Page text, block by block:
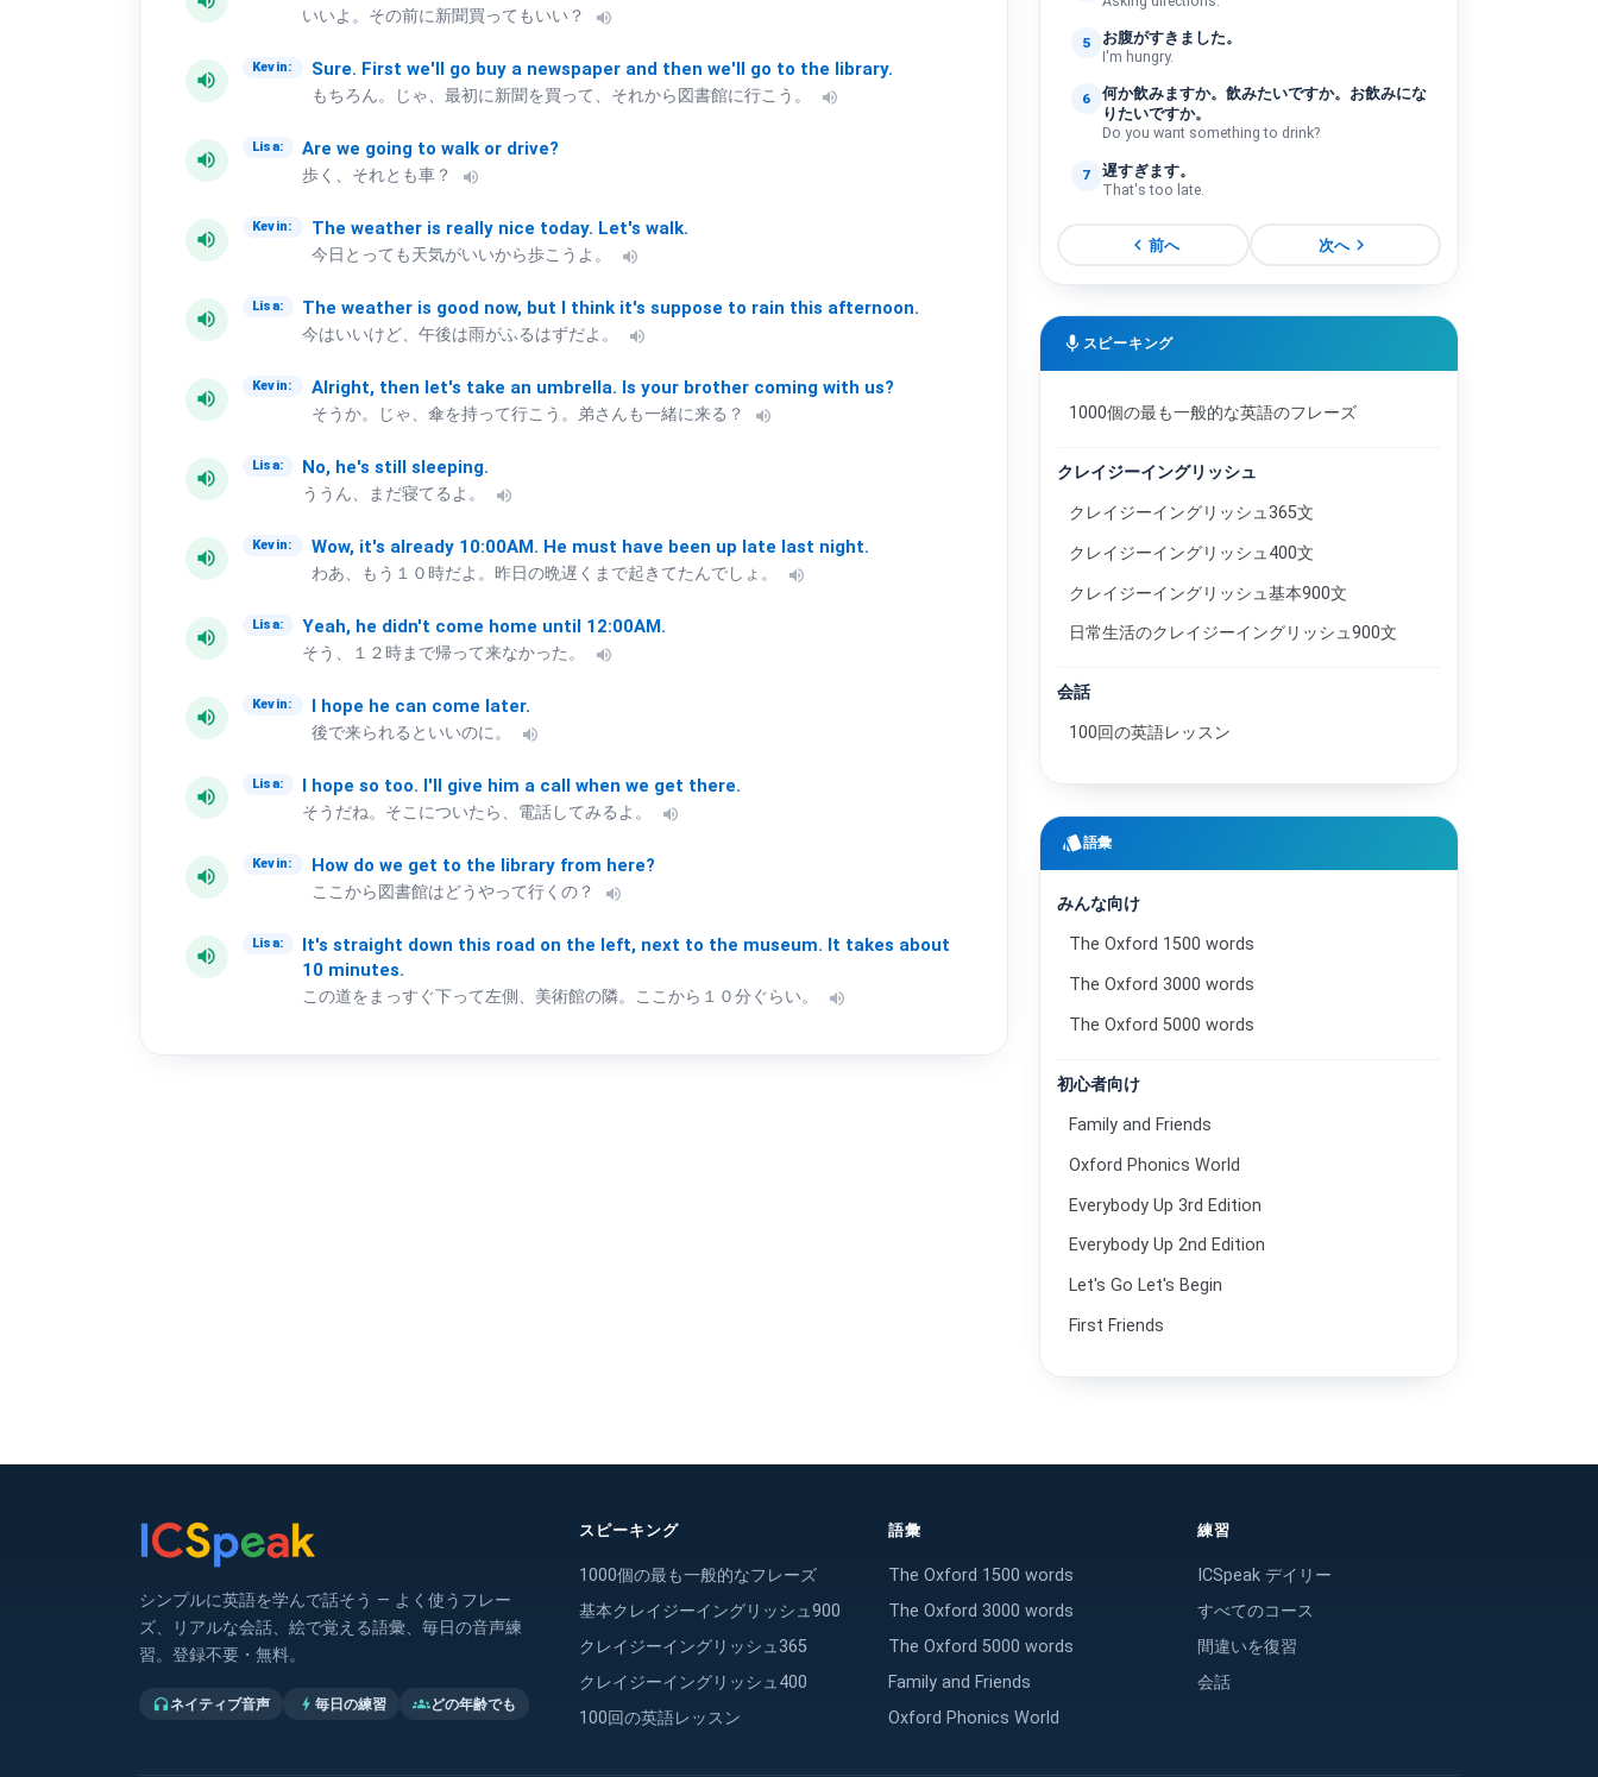
いいよ。その前に新聞買ってもいい？ volume_up
volume_up
Kevin: Sure. First we'll go buy a newspaper and then we'll go to the library.
もちろん。じゃ、最初に新聞を買って、それから図書館に行こう。 volume_up
volume_up
Lisa: Are we going to walk or drive?
歩く、それとも車？ volume_up
volume_up
Kevin: The weather is really nice today. Let's walk.
今日とっても天気がいいから歩こうよ。 volume_up
volume_up
Lisa: The weather is good now, but I think it's suppose to rain this afternoon.
今はいいけど、午後は雨がふるはずだよ。 volume_up
volume_up
Kevin: Alright, then let's take an umbrella. Is your brother coming with us?
そうか。じゃ、傘を持って行こう。弟さんも一緒に来る？ volume_up
volume_up
Lisa: No, he's still sleeping.
ううん、まだ寝てるよ。 volume_up
volume_up
Kevin: Wow, it's already 10:00AM. He must have been up late last night.
わあ、もう１０時だよ。昨日の晩遅くまで起きてたんでしょ。 volume_up
volume_up
Lisa: Yeah, he didn't come home until 12:00AM.
そう、１２時まで帰って来なかった。 volume_up
volume_up
Kevin: I hope he can come later.
後で来られるといいのに。 volume_up
volume_up
Lisa: I hope so too. I'll give him a call when we get there.
そうだね。そこについたら、電話してみるよ。 volume_up
volume_up
Kevin: How do we get to the library from here?
ここから図書館はどうやって行くの？ volume_up
volume_up
Lisa: It's straight down this road on the left, next to the museum. It takes about
10 minutes.
この道をまっすぐ下って左側、美術館の隣。ここから１０分ぐらい。 volume_up
5
お腹がすきました。
I'm hungry.
6
何か飲みますか。飲みたいですか。お飲みにな
りたいですか。
Do you want something to drink?
7
遅すぎます。
That's too late.
Choosing a time to meet.
10 食べ物の注文
Now or later?
Do you have enough money?
13 いかがお過ごしでしたか。
友だちの紹介
Introducing a friend.
15
シャツを買う。
Buying a shirt.
16
17 住所を知っていますか。
19 あの女性はどなたですか。
20 よくある質問
The supermarket is closed.
22
お子さん/子どもがいますか。
Do you have any children?
23
Help with pronunciation.
24 財布をなくしました。
Phone call at work.
26 家族旅行
Family trip.
買い物に行きました。
I went shopping.
ご両親はどこにお住まいですか。
探し物をしているのですが、教えてくれます
Paying for dinner.
飛行機の切符を買う
Buying a plane ticket.
35
chevron_left 前へ 次へchevron_right
mic スピーキング
1000個の最も一般的な英語のフレーズ
クレイジーイングリッシュ
クレイジーイングリッシュ365文
クレイジーイングリッシュ400文
クレイジーイングリッシュ基本900文
日常生活のクレイジーイングリッシュ900文
会話
100回の英語レッスン
style語彙
みんな向け
The Oxford 1500 words
The Oxford 3000 words
The Oxford 5000 words
初心者向け
Family and Friends
Oxford Phonics World
Everybody Up 3rd Edition
Everybody Up 2nd Edition
Let's Go Let's Begin
First Friends
シンプルに英語を学んで話そう — よく使うフレー
ズ、リアルな会話、絵で覚える語彙、毎日の音声練
習。登録不要・無料。
headphonesネイティブ音声 bolt 毎日の練習 groupsどの年齢でも
スピーキング
1000個の最も一般的なフレーズ
基本クレイジーイングリッシュ900
クレイジーイングリッシュ365
クレイジーイングリッシュ400
100回の英語レッスン
語彙
The Oxford 1500 words
The Oxford 3000 words
The Oxford 5000 words
Family and Friends
Oxford Phonics World
練習
ICSpeak デイリー
すべてのコース
間違いを復習
会話